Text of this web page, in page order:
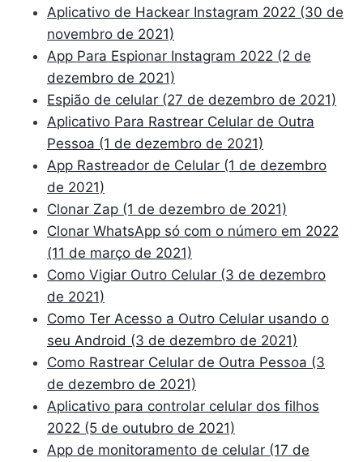
Aplicativo de Hackear Instagram 2022 (30 de
novembro de 2021)
App Para Espionar Instagram 2022 (2 de
dezembro de 2021)
Espião de celular (27 de dezembro de 2021)
Aplicativo Para Rastrear Celular de Outra
Pessoa (1 de dezembro de 2021)
App Rastreador de Celular (1 de dezembro
de 2021)
Clonar Zap (1 de dezembro de 2021)
Clonar WhatsApp só com o número em 2022
(11 de março de 2021)
Como Vigiar Outro Celular (3 de dezembro
de 2021)
Como Ter Acesso a Outro Celular usando o
seu Android (3 de dezembro de 2021)
Como Rastrear Celular de Outra Pessoa (3
de dezembro de 2021)
Aplicativo para controlar celular dos filhos
2022 (5 de outubro de 2021)
App de monitoramento de celular (17 de